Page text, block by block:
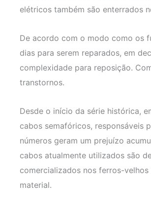
elétricos também são enterrados
De acordo com o modo como os
dias para serem reparados, em
complexidade para reposição.
transtornos.
Desde o início da série histórica,
cabos semafóricos, responsáveis
números geram um prejuízo
cabos atualmente utilizados são
comercializados nos ferros-
material.